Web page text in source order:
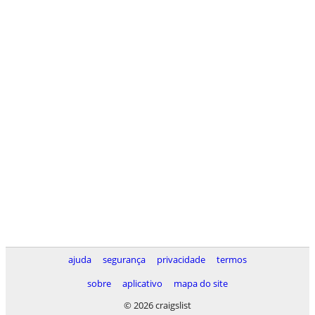
ajuda segurança privacidade
termos
sobre
aplicativo
mapa do site
© 2026 craigslist